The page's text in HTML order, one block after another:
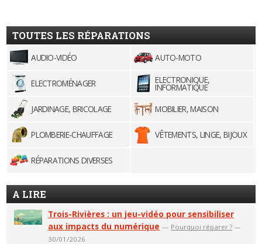
TOUTES LES RÉPARATIONS
AUDIO-VIDÉO AUTO-MOTO
ELECTROMÉNAGER ELECTRONIQUE,
INFORMATIQUE
JARDINAGE, BRICOLAGE
MOBILIER, MAISON
PLOMBERIE-CHAUFFAGE VÊTEMENTS, LINGE, BIJOUX
RÉPARATIONS DIVERSES
A LIRE
Trois-Rivières : un jeu-vidéo pour sensibiliser
aux impacts du numérique — Pourquoi réparer ? —
30/01/2026